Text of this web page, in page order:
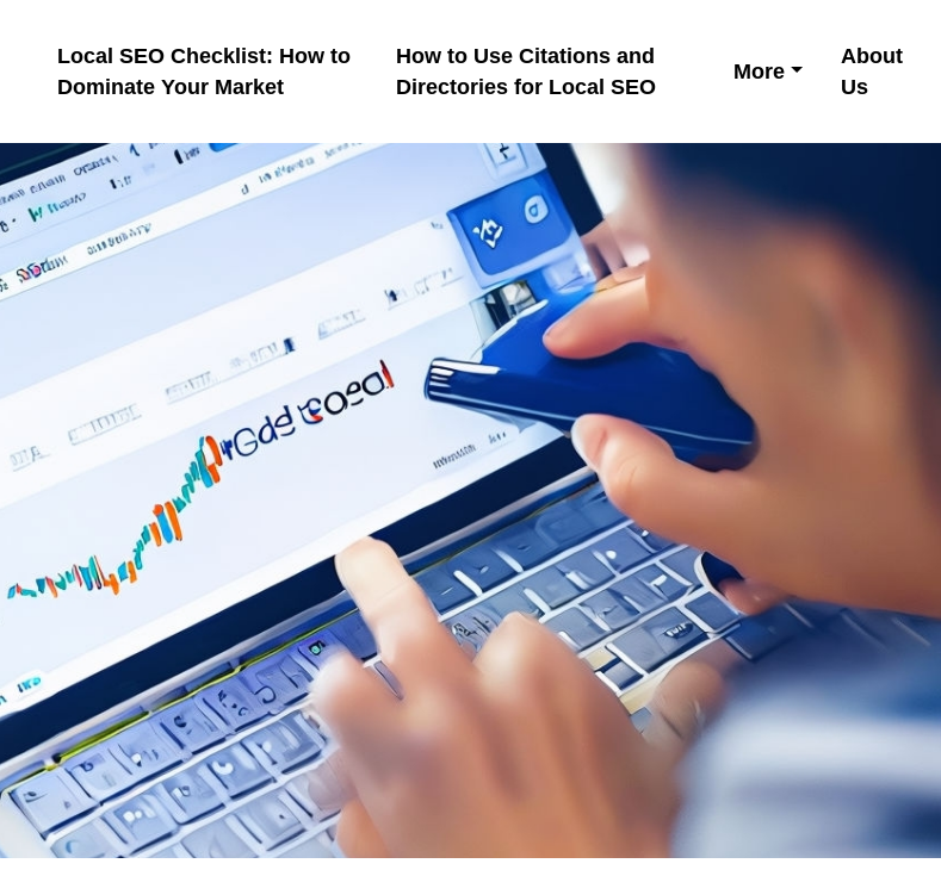
Local SEO Checklist: How to
Dominate Your Market
How to Use Citations and
Directories for Local SEO
More
About
Us